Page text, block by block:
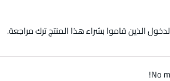
الذين قاموا بشراء هذا المنتج ترك مراجعة.
No